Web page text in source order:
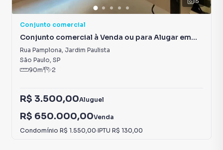
Conjunto comercial
Conjunto comercial à Venda ou para Alugar em
Jardim Paulista
Rua Pamplona, Jardim Paulista
São Paulo, SP
90m² 2
R$ 3.500,00Aluguel
R$ 650.000,00Venda
Condomínio R$ 1.550,00·IPTU R$ 130,00